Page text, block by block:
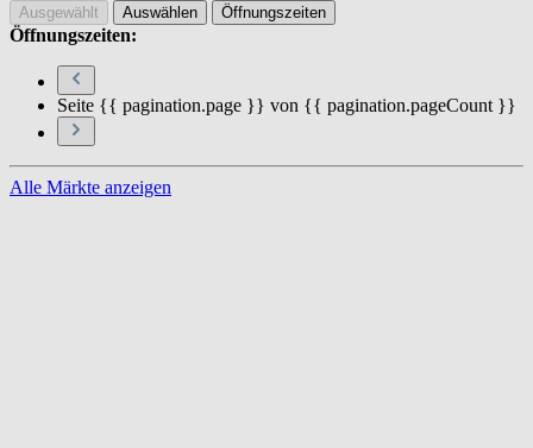
Ausgewählt Auswählen Öffnungszeiten
Öffnungszeiten:
Seite {{ pagination.page }} von {{ pagination.pageCount }}
Alle Märkte anzeigen